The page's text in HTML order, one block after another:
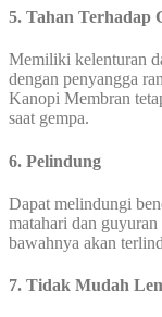
5. Tahan Terhadap
Memiliki kelenturan
dengan penyangga
Kanopi Membran
saat gempa.
6. Pelindung
Dapat melindungi
matahari dan
bawahnya akan
7. Tidak Mudah